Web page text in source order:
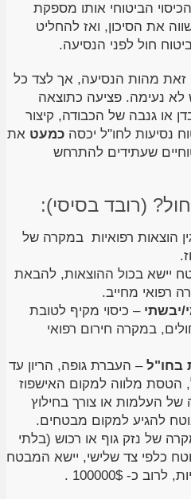
הביטוחי אותו מספקת
את הסיכון, ואז להחליט
חול לפני הנסיעה.
זאת מהות הנסיעה, אך לצד כל
נעימה. פציעה כתוצאה
או גנבה של הכבודה, קיצור
נסיעות לחו"ל יכסה כמעט את
שעתידים להתרחש
(רובד בסיסי):
הוצאות רפואיות במקרה של
יישא בכול ההוצאות, להבאת
רפואי מחייב.
יבשתי – כיסוי מקיף לטובת
במקרה חירום רפואי
בחו"ל – העברת גופה, הריון עד
העלמות או צורך בחילוץ
להגיע למקום מבטחים.
של נזק גוף או רכוש (בלתי
כלפי צד שלישי, יישא המבטח
כ- 100000$ .